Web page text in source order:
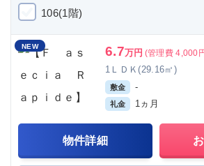
106(1階)
NEW 6.7万円 (管理費 4,000
1ＬＤＫ(29.16㎡)
敷金 -
礼金 1ヵ月
物件詳細